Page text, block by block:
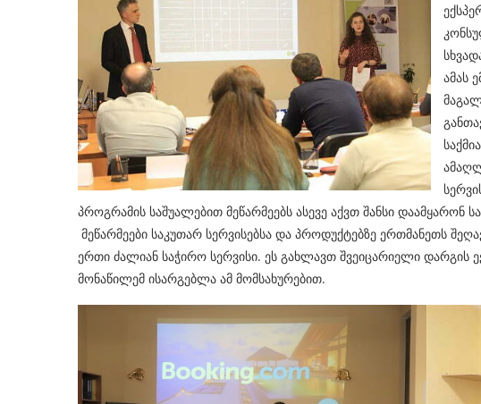
ამას
პროგრამის საშუალებით მეწარმეებს ასევე აქვთ შანსი
მეწარმეები საკუთარ სერვისებსა და პროდუქტებზე ერთმანეთს
ერთი ძალიან საჭირო სერვისი. ეს გახლავთ შვეიცარიელი დარგის
მონაწილემ ისარგებლა ამ მომსახურებით.